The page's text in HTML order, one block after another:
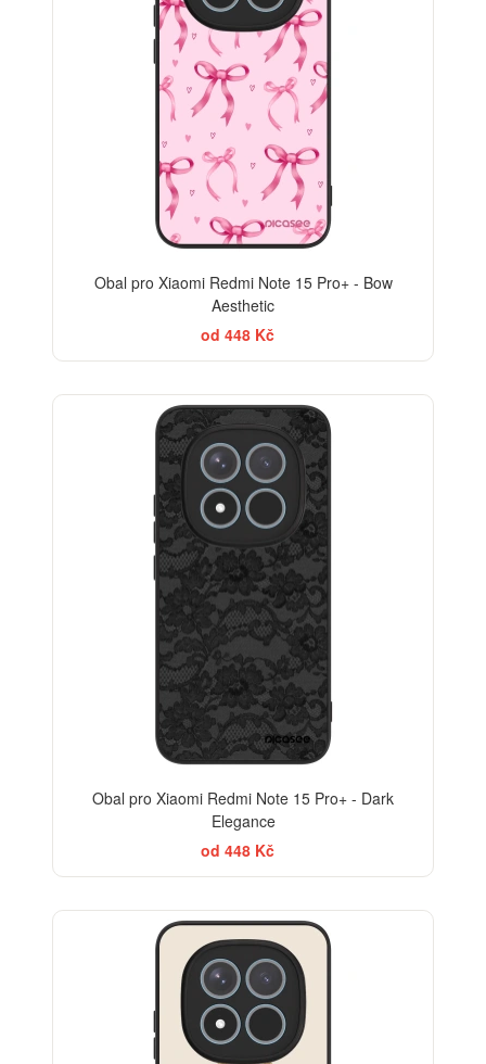
Obal pro Xiaomi Redmi Note 15 Pro+ - Bow
Aesthetic
od 448 Kč
Obal pro Xiaomi Redmi Note 15 Pro+ - Dark
Elegance
od 448 Kč